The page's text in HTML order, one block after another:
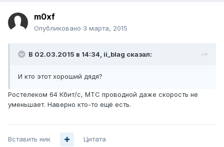
m0xf
Опубликовано 3 марта, 2015
В 02.03.2015 в 14:34, ii_blag сказал:
И кто этот хороший дядя?
Ростелеком 64 Кбит/с, МТС проводной даже скорость не
уменьшает. Наверно кто-то ещё есть.
Вставить ник Цитата